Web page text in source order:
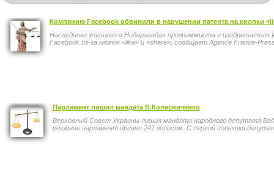
Компанию Facebook обвинили в нарушении патента на кнопки
Наследники жившего в Нидерландах программиста и изобретателя
Facebook из-за кнопок «like» и «share», сообщает Agence France-
Парламент лишил мандата В.Колесниченко
Верховный Совет Украины лишил мандата народного депутата
решение парламент принял 241 голосом. С первой попытки